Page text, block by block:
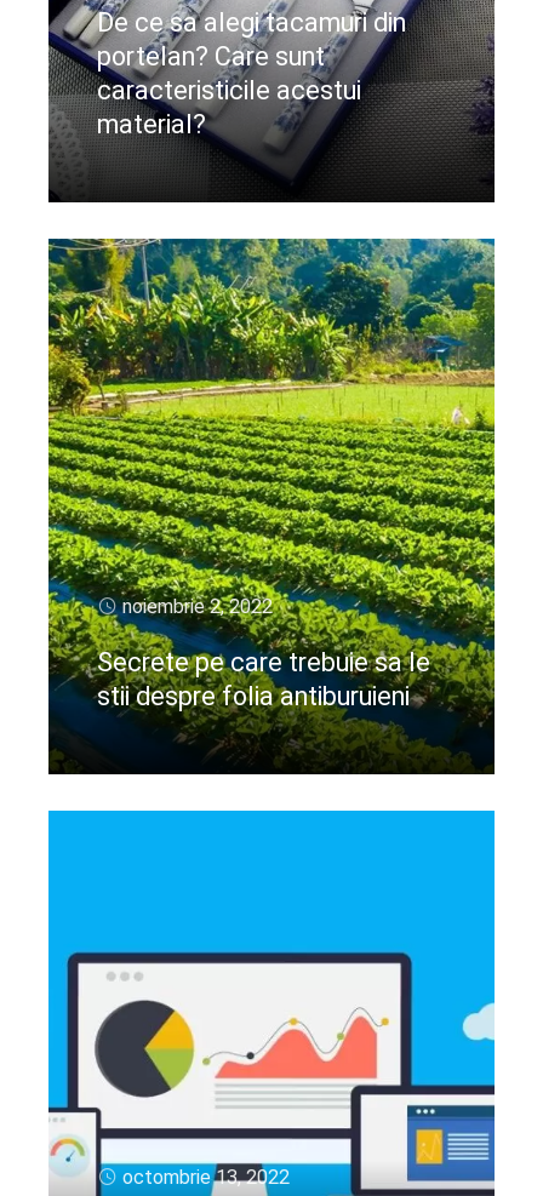
De ce sa alegi tacamuri din
portelan? Care sunt
caracteristicile acestui
material?
CIteste mai departe
noiembrie 2, 2022
Secrete pe care trebuie sa le
stii despre folia antiburuieni
CIteste mai departe
octombrie 13, 2022